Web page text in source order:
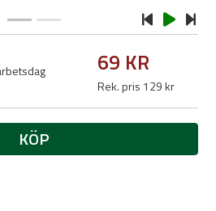
69 KR
Rek. pris 129 kr
KÖP